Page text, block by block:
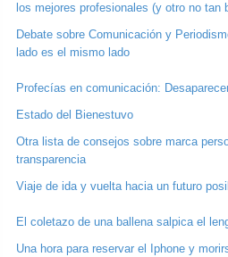
los mejores profesionales (y otro no tan
Debate sobre Comunicación y
lado es el mismo lado
Profecías en comunicación:
Estado del Bienestuvo
Otra lista de consejos sobre marca
transparencia
Viaje de ida y vuelta hacia un futuro
El coletazo de una ballena salpica el
Una hora para reservar el Iphone y